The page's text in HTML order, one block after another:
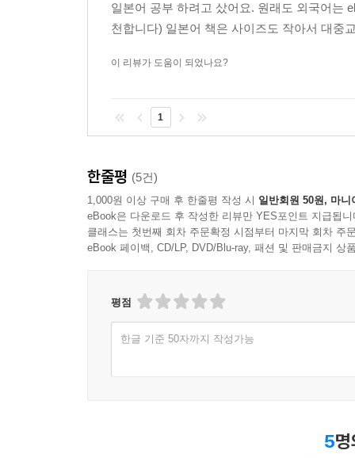
일본어 공부 하려고 샀어요. 원래도 외국어는
천합니다) 일본어 책은 사이즈도 작아서 대중
이 리뷰가 도움이 되었나요?
1
한줄평 (5건)
1,000원 이상 구매 후 한줄평 작성 시 일반회원 50원, 마니
eBook은 다운로드 후 작성한 리뷰만 YES포인트 지급됩니
클래스는 첫번째 회차 주문확정 시점부터 마지막 회차 주
eBook 페이백, CD/LP, DVD/Blu-ray, 패션 및 판매금지 상
평점
한글 기준 50자까지 작성가능
5